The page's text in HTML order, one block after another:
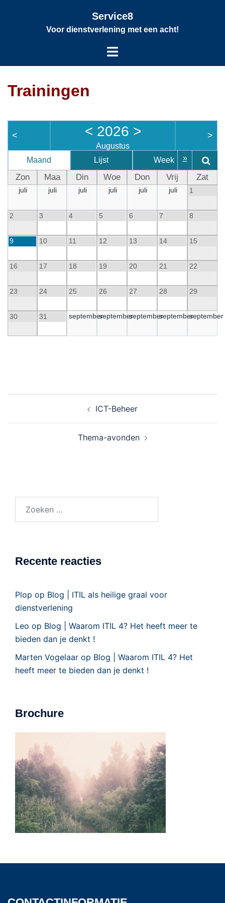
Service8
Voor dienstverlening met een acht!
Trainingen
< < 2026 >
Augustus
>
»
Maand Lijst Week
Zon Maa Din Woe Don Vrij Zat
juli juli juli juli juli juli 1
2 3 4 5 6 7 8
9 10 11 12 13 14 15
16 17 18 19 20 21 22
23 24 25 26 27 28 29
30 31 septemberseptemberseptemberseptemberseptember
ICT-Beheer
Thema-avonden
Recente reacties
Plop op Blog | ITIL als heilige graal voor
dienstverlening
Leo op Blog | Waarom ITIL 4? Het heeft meer te
bieden dan je denkt !
Marten Vogelaar op Blog | Waarom ITIL 4? Het
heeft meer te bieden dan je denkt !
Brochure